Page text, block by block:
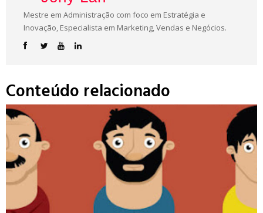
Mestre em Administração com foco em Estratégia e
Inovação, Especialista em Marketing, Vendas e Negócios.
Conteúdo relacionado